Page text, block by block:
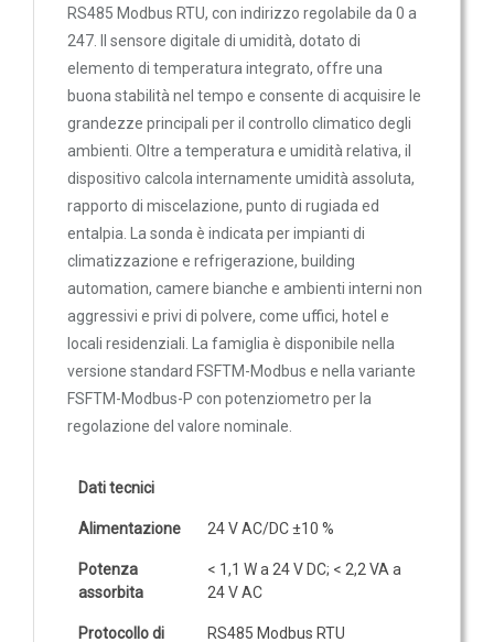
Adattatore di comunicazione USB/RS485 per il
collegamento al sistema Modbus
225,17 € 237,02 €
LA-MODBUS
Adattatore di comunicazione USB/RS485 per il
collegamento al sistema Modbus
88,40 €
RS485 Modbus RTU, con indirizzo regolabile da 0 a
247. Il sensore digitale di umidità, dotato di
elemento di temperatura integrato, offre una
buona stabilità nel tempo e consente di acquisire le
grandezze principali per il controllo climatico degli
ambienti. Oltre a temperatura e umidità relativa, il
dispositivo calcola internamente umidità assoluta,
rapporto di miscelazione, punto di rugiada ed
entalpia. La sonda è indicata per impianti di
climatizzazione e refrigerazione, building
automation, camere bianche e ambienti interni non
aggressivi e privi di polvere, come uffici, hotel e
locali residenziali. La famiglia è disponibile nella
versione standard FSFTM-Modbus e nella variante
FSFTM-Modbus-P con potenziometro per la
regolazione del valore nominale.
Dati tecnici
Alimentazione 24 V AC/DC ±10 %
Potenza
assorbita
< 1,1 W a 24 V DC; < 2,2 VA a
24 V AC
Protocollo di RS485 Modbus RTU
Sonde CO2 ambiente
Sonde VOC - Componenti Organici Volatili
Sonde VOC ambiente
Sonde VOC da canale
Sonde PM ambiente
Sonde combinate
Sonde combinate ambiente
Sonde combinate da canale
MOVIMENTO
Sensori di luminosità movimento e